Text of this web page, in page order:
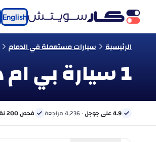
English
الرئيسية سيارات مستعملة في الدمام
1 سيارة بي ام دبليو الفئة 5 مستعملة للبيع في الدمام
4.9 على جوجل · 4,236 مراجعة فحص 200 نقطة